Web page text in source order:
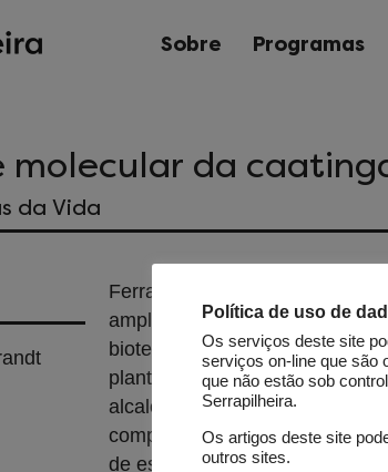
Sobre Programas
molecular da
da Vida
Ferramentas moleculares e
ampliando o entendimento da
biotecnológicas. A integração
plantas medicinais brasileiras
alcaloides bioativos são os
compreensão do metabolismo
de estresse, em um bioma
Política de uso de
Os serviços deste site
serviços on-line que são
que não estão sob
Serrapilheira.
Os artigos deste site
outros sites.